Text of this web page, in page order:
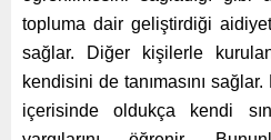
topluma dair geliştirdiği
sağlar. Diğer kişilerle
kendisini de tanımasını
içerisinde oldukça kendi